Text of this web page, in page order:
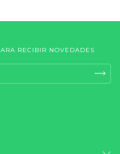
RECIBIR NOVEDADES